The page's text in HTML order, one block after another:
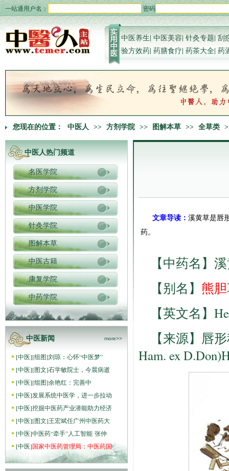
一站通用户名： 密码
中医养生|中医美容|针灸专题|刮
验方效药| 药膳食疗| 药茶大全| 药
您现在的位置： 中医人 >> 方剂学院 >> 图解本草 >> 全草类
中医人热门频道
名医学院
方剂学院
中医学院
针灸学院
图解本草
中医古籍
康复学院
中药学院
中医新闻 more>>
[中医][组图]刘琼：心怀“中医梦”
[中医][图文]石学敏院士，今晨病逝
[中医][组图]​余艳红：完善中
[中医]发展系统中医学，进一步拉动
[中医]挖掘中医药产业潜能助力经济
[中医][图文]王宏斌任广州中医药大
[中医]中医药“牵手”人工智能 张仲
[中医]国家中医药管理局：中医药国
文章导读： 溪黄草是唇
药。
【中药名】
【别名】 熊胆
【英文名】
【来源】唇
Ham. ex